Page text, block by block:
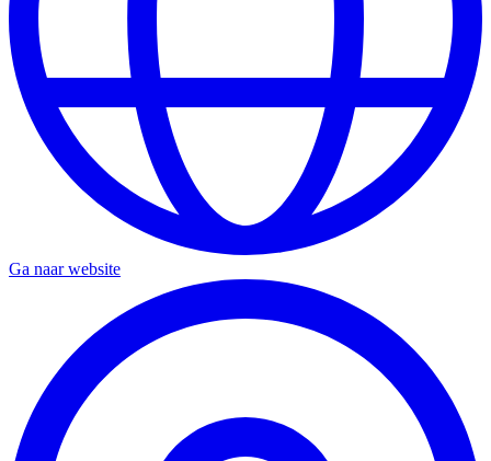
Ga naar website